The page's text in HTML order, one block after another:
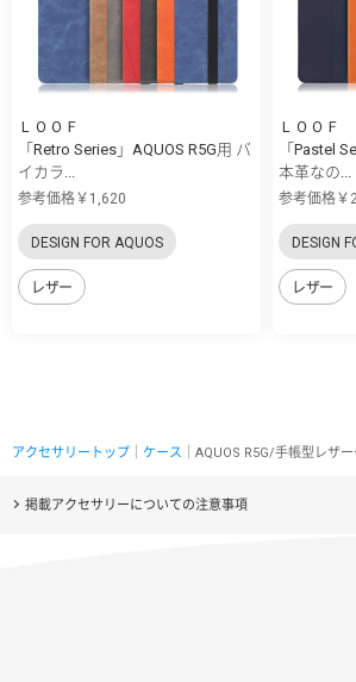
ＬＯＯＦ
「Retro Series」AQUOS R5G用 バ
イカラ...
参考価格￥1,620
DESIGN FOR AQUOS
レザー
ＬＯＯＦ
「Pastel
本革なの...
参考価格￥
DESIGN
レザー
アクセサリートップ ケース ｜AQUOS R5G/手帳型レザ
掲載アクセサリーについての注意事項